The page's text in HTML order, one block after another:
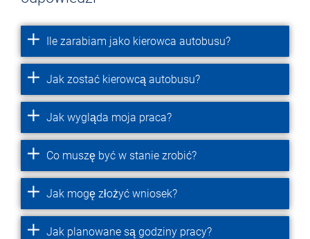
Ile zarabiam jako kierowca autobusu?
Jak zostać kierowcą autobusu?
Jak wygląda moja praca?
Co muszę być w stanie zrobić?
Jak mogę złożyć wniosek?
Jak planowane są godziny pracy?